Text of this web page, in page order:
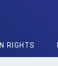
RIGHTS